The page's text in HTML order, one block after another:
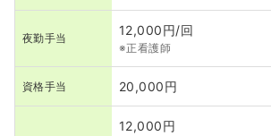
夜勤手当
12,000円/回
※正看護師
資格手当 20,000円
12,000円